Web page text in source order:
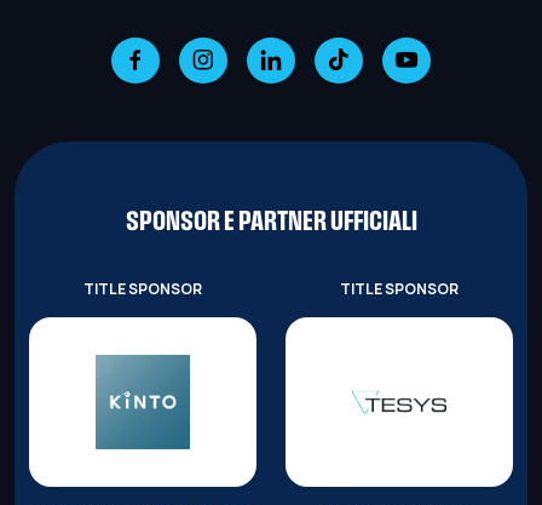
SPONSOR E PARTNER UFFICIALI
TITLE SPONSOR TITLE SPONSOR